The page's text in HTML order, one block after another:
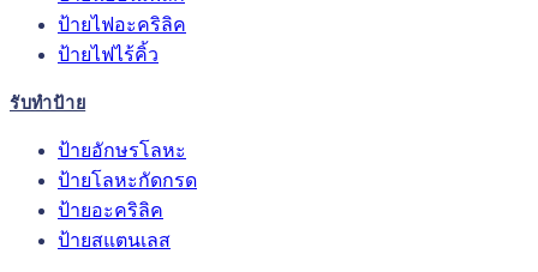
ป้ายไฟอะคริลิค
ป้ายไฟไร้คิ้ว
รับทำป้าย
ป้ายอักษรโลหะ
ป้ายโลหะกัดกรด
ป้ายอะคริลิค
ป้ายสแตนเลส